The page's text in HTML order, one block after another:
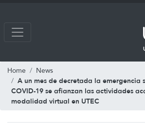
Home News
A un mes de decretada la emergencia
COVID-19 se afianzan las actividades
modalidad virtual en UTEC